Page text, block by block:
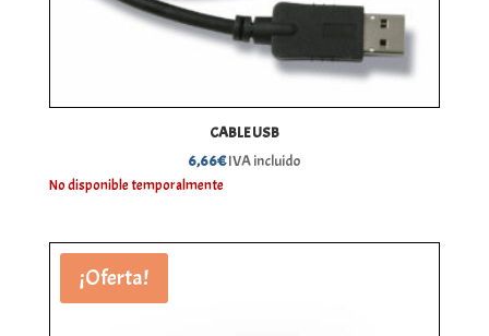
CABLE USB
6,66€IVA incluido
No disponible temporalmente
¡Oferta!